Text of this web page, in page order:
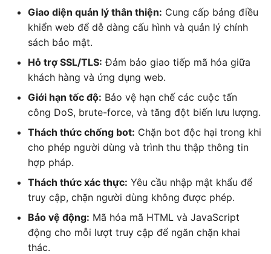
Giao diện quản lý thân thiện: Cung cấp bảng điều
khiển web để dễ dàng cấu hình và quản lý chính
sách bảo mật.
Hỗ trợ SSL/TLS: Đảm bảo giao tiếp mã hóa giữa
khách hàng và ứng dụng web.
Giới hạn tốc độ: Bảo vệ hạn chế các cuộc tấn
công DoS, brute-force, và tăng đột biến lưu lượng.
Thách thức chống bot: Chặn bot độc hại trong khi
cho phép người dùng và trình thu thập thông tin
hợp pháp.
Thách thức xác thực: Yêu cầu nhập mật khẩu để
truy cập, chặn người dùng không được phép.
Bảo vệ động: Mã hóa mã HTML và JavaScript
động cho mỗi lượt truy cập để ngăn chặn khai
thác.